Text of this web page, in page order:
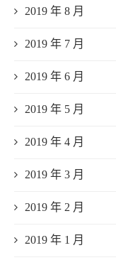
2019 年 8 月
2019 年 7 月
2019 年 6 月
2019 年 5 月
2019 年 4 月
2019 年 3 月
2019 年 2 月
2019 年 1 月